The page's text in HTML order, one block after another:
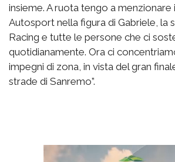
insieme. A ruota tengo a menzionare
Autosport nella figura di Gabriele, la
Racing e tutte le persone che ci
quotidianamente. Ora ci
impegni di zona, in vista del gran
strade di Sanremo”.